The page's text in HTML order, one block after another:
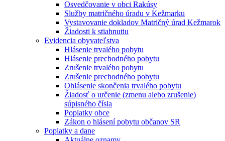
Osvedčovanie v obci Rakúsy
Služby matričného úradu v Kežmarku
Vystavovanie dokladov Matričný úrad Kežmarok
Žiadosti k stiahnutiu
Evidencia obyvateľstva
Hlásenie trvalého pobytu
Hlásenie prechodného pobytu
Zrušenie trvalého pobytu
Zrušenie prechodného pobytu
Ohlásenie skončenia trvalého pobytu
Žiadosť o určenie (zmenu alebo zrušenie)
súpisného čísla
Poplatky obce
Zákon o hlásení pobytu občanov SR
Poplatky a dane